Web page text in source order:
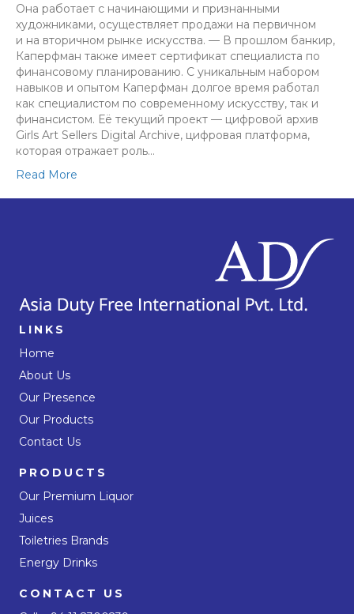
Она работает с начинающими и признанными
художниками, осуществляет продажи на первичном
и на вторичном рынке искусства. — В прошлом банкир,
Каперфман также имеет сертификат специалиста по
финансовому планированию. С уникальным набором
навыков и опытом Каперфман долгое время работал
как специалистом по современному искусству, так и
финансистом. Её текущий проект — цифровой архив
Girls Art Sellers Digital Archive, цифровая платформа,
которая отражает роль…
Read More
LINKS
Home
About Us
Our Presence
Our Products
Contact Us
PRODUCTS
Our Premium Liquor
Juices
Toiletries Brands
Energy Drinks
CONTACT US